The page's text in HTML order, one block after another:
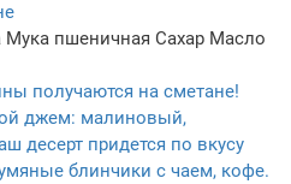
Мука пшеничная Сахар Масло
получаются на сметане!
джем: малиновый,
десерт придется по вкусу
блинчики с чаем, кофе.